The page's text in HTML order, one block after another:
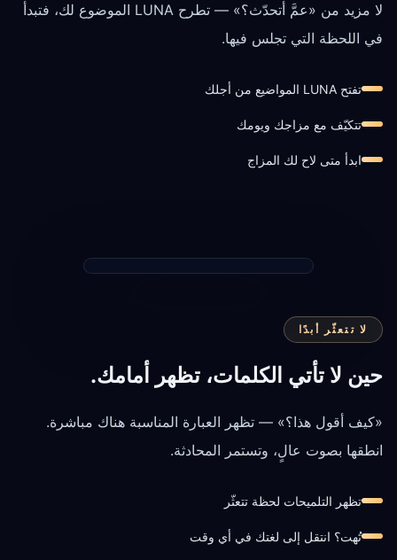
لا مزيد من «عمَّ أتحدّث؟» — تطرح LUNA الموضوع لك، فتبدأ
في اللحظة التي تجلس فيها.
تفتح LUNA المواضيع من أجلك
تتكيّف مع مزاجك ويومك
ابدأ متى لاح لك المزاج
لا تتعثّر أبدًا
حين لا تأتي الكلمات، تظهر أمامك.
«كيف أقول هذا؟» — تظهر العبارة المناسبة هناك مباشرة.
انطقها بصوت عالٍ، وتستمر المحادثة.
تظهر التلميحات لحظة تتعثّر
تُهت؟ انتقل إلى لغتك في أي وقت